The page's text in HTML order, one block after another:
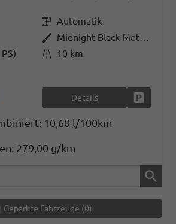
GetriebeAutomatik
Außenfarbe
Midnight Black Metallic
Kilometerstand 10 km
Details
10,60 l/100km
279,00 g/km
Geparkte Fahrzeuge (0)